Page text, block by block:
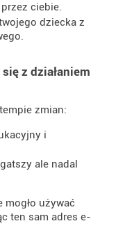
ciebie.
dziecka z
z działaniem
zmian:
i
ale nadal
używać
ten sam adres e-